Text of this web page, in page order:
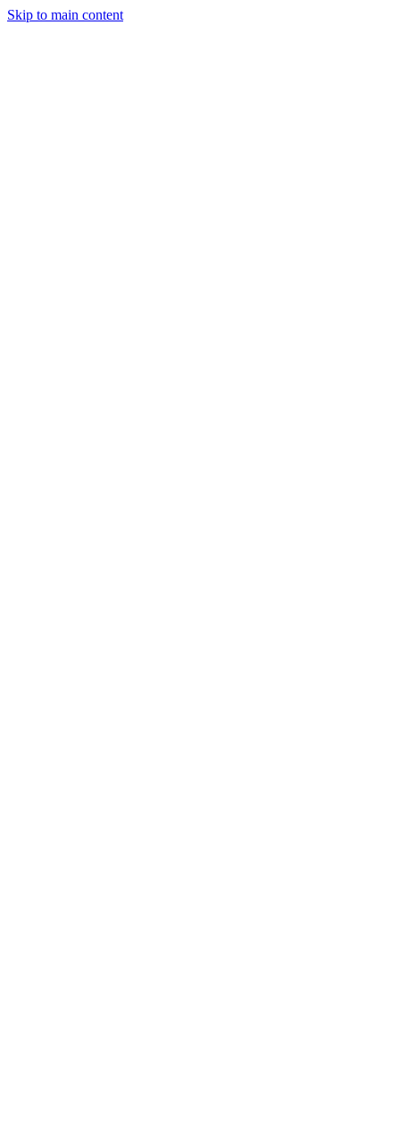
Skip to main content